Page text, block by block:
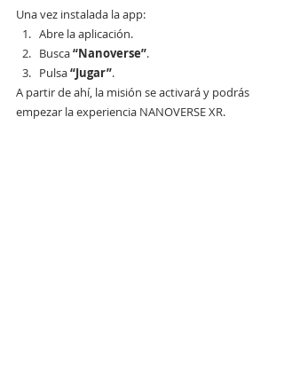
Una vez instalada la app:
Abre la aplicación.
Busca “Nanoverse”.
Pulsa “Jugar”.
A partir de ahí, la misión se activará y podrás
empezar la experiencia NANOVERSE XR.